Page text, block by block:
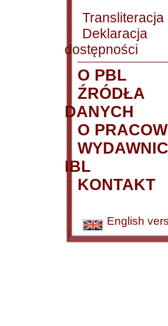
Transliteracja
Deklaracja
dostępności
O PBL
ŹRÓDŁA
DANYCH
O
IBL
KONTAKT
English